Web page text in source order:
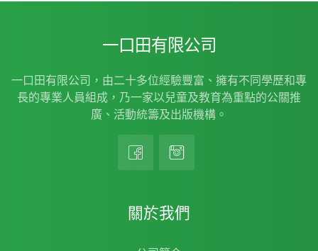
一口田有限公司
一口田有限公司，由二十多位經驗豐富、擁有不同學歷和專
長的專業人員組成，乃一家以兒童及教育為重點的公關推
廣、活動統籌及出版機構。
關於我們